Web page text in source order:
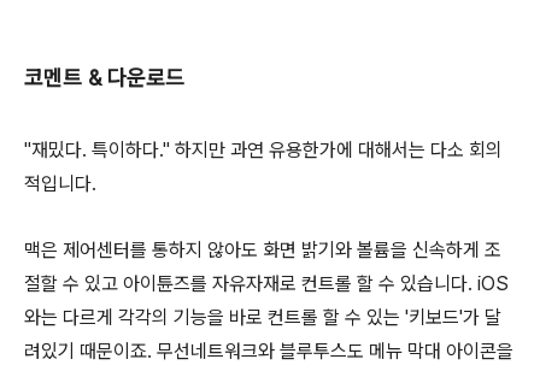
코멘트 & 다운로드
"재밌다. 특이하다." 하지만 과연 유용한가에 대해서는 다소 회의
적입니다.
맥은 제어센터를 통하지 않아도 화면 밝기와 볼륨을 신속하게 조
절할 수 있고 아이튠즈를 자유자재로 컨트롤 할 수 있습니다. iOS
와는 다르게 각각의 기능을 바로 컨트롤 할 수 있는 '키보드'가 달
려있기 때문이죠. 무선네트워크와 블루투스도 메뉴 막대 아이콘을